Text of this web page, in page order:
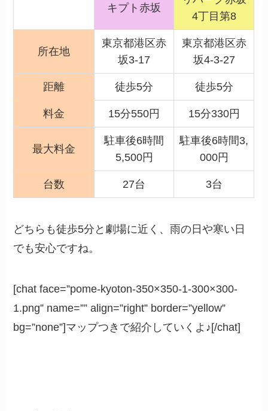
キプト赤坂
4丁目第8
所在地
東京都港区赤
坂3-17
東京都港区赤
坂4-3-27
距離 徒歩5分 徒歩5分
料金 15分550円 15分330円
最大料金
駐車後6時間
5,500円
駐車後6時間3,
000円
台数 27台 3台
どちらも徒歩5分と劇場に近く、雨の日や寒い日
でも安心ですね。
[chat face=”pome-kyoton-350×350-1-300×300-
1.png” name=”” align=”right” border=”yellow”
bg=”none”]マップつきで紹介していくよ♪[/chat]